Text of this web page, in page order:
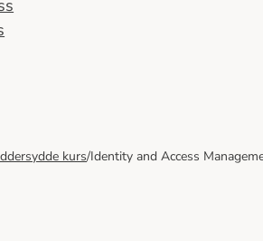
kurs/Identity and Access